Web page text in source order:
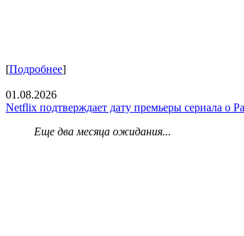
[Подробнее]
01.08.2026
Netflix подтверждает дату премьеры сериала о
Еще два месяца ожидания...